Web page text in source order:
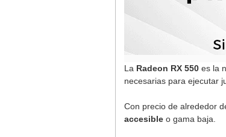
La Radeon RX 550 es la
necesarias para ejecutar
Con precio de alrededor
accesible o gama baja.